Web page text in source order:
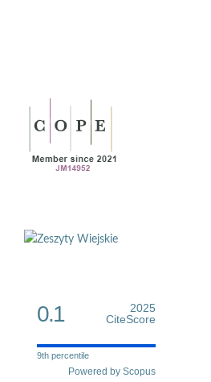
0.1
2025
CiteScore
9th percentile
Powered by Scopus